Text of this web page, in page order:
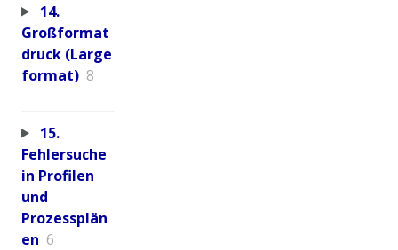
14.
Großformat
druck (Large
format) 8
15.
Fehlersuche
in Profilen
und
Prozessplän
en 6